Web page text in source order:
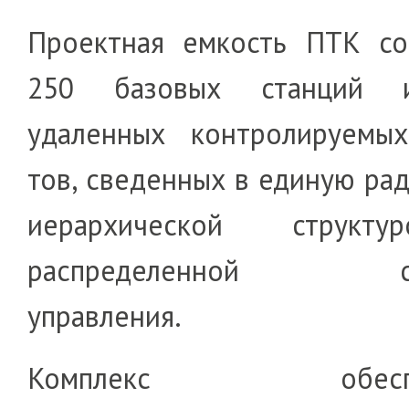
Проектная емкость ПТК
250 ба­зо­вых стан­ций
удаленных
тов, све­денных в единую
иерар­хи­чес­кой
распределенной
управления.
Комплекс